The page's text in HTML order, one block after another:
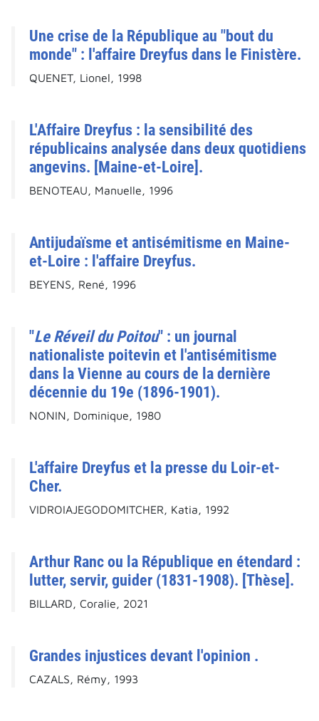
Une crise de la République au "bout du
monde" : l'affaire Dreyfus dans le Finistère.
QUENET, Lionel, 1998
L'Affaire Dreyfus : la sensibilité des
républicains analysée dans deux quotidiens
angevins. [Maine-et-Loire].
BENOTEAU, Manuelle, 1996
Antijudaïsme et antisémitisme en Maine-
et-Loire : l'affaire Dreyfus.
BEYENS, René, 1996
"Le Réveil du Poitou" : un journal
nationaliste poitevin et l'antisémitisme
dans la Vienne au cours de la dernière
décennie du 19e (1896-1901).
NONIN, Dominique, 1980
L'affaire Dreyfus et la presse du Loir-et-
Cher.
VIDROIAJEGODOMITCHER, Katia, 1992
Arthur Ranc ou la République en étendard :
lutter, servir, guider (1831-1908). [Thèse].
BILLARD, Coralie, 2021
Grandes injustices devant l'opinion .
CAZALS, Rémy, 1993